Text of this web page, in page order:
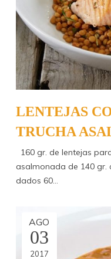
LENTEJAS
TRUCHA
160 gr. de lentejas
asalmonada de 140 gr.
dados 60…
AGO
03
2017